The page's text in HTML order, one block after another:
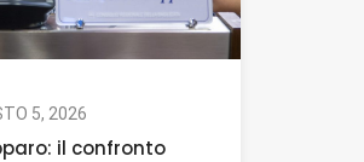
5, 2026
il confronto